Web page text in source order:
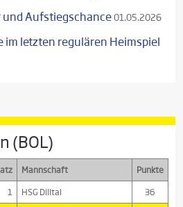
und Aufstiegschance01.05.2026
im letzten regulären Heimspiel
(BOL)
Mannschaft
Punkte
1
HSG Dilltal
36